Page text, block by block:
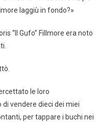
laggiù in fondo?»
“Il Gufo” Fillmore era noto
le loro
vendere dieci dei miei
per tappare i buchi nei